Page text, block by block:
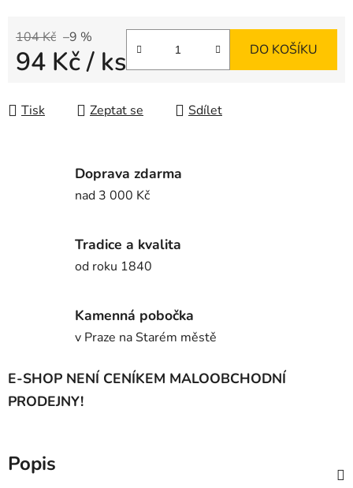
104 Kč –9 %
94 Kč/ ks DO KOŠÍKU
Tisk Zeptat se Sdílet
Doprava zdarma
nad 3 000 Kč
Tradice a kvalita
od roku 1840
Kamenná pobočka
v Praze na Starém městě
E-SHOP NENÍ CENÍKEM MALOOBCHODNÍ
PRODEJNY!
Popis